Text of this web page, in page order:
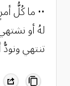
•• ‏ما كُلُّ
لهُ أو
تنتهي